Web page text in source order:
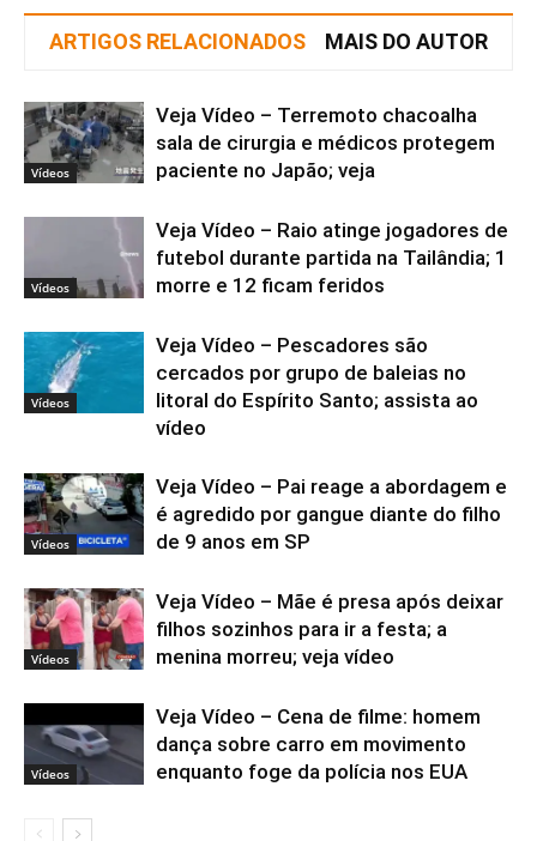
ARTIGOS RELACIONADOS MAIS DO AUTOR
Vídeos
Veja Vídeo – Terremoto chacoalha
sala de cirurgia e médicos protegem
paciente no Japão; veja
Vídeos
Veja Vídeo – Raio atinge jogadores de
futebol durante partida na Tailândia; 1
morre e 12 ficam feridos
Vídeos
Veja Vídeo – Pescadores são
cercados por grupo de baleias no
litoral do Espírito Santo; assista ao
vídeo
Vídeos
Veja Vídeo – Pai reage a abordagem e
é agredido por gangue diante do filho
de 9 anos em SP
Vídeos
Veja Vídeo – Mãe é presa após deixar
filhos sozinhos para ir a festa; a
menina morreu; veja vídeo
Vídeos
Veja Vídeo – Cena de filme: homem
dança sobre carro em movimento
enquanto foge da polícia nos EUA